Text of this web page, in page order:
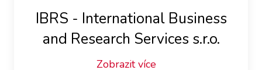
IBRS - International Business
and Research Services s.r.o.
Zobrazit více